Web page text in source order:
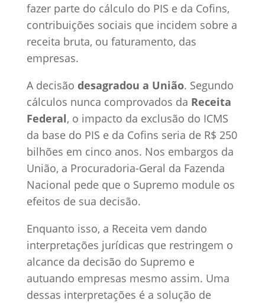
fazer parte do cálculo do PIS e da Cofins,
contribuições sociais que incidem sobre a
receita bruta, ou faturamento, das
empresas.
A decisão desagradou a União. Segundo
cálculos nunca comprovados da Receita
Federal, o impacto da exclusão do ICMS
da base do PIS e da Cofins seria de R$ 250
bilhões em cinco anos. Nos embargos da
União, a Procuradoria-Geral da Fazenda
Nacional pede que o Supremo module os
efeitos de sua decisão.
Enquanto isso, a Receita vem dando
interpretações jurídicas que restringem o
alcance da decisão do Supremo e
autuando empresas mesmo assim. Uma
dessas interpretações é a solução de